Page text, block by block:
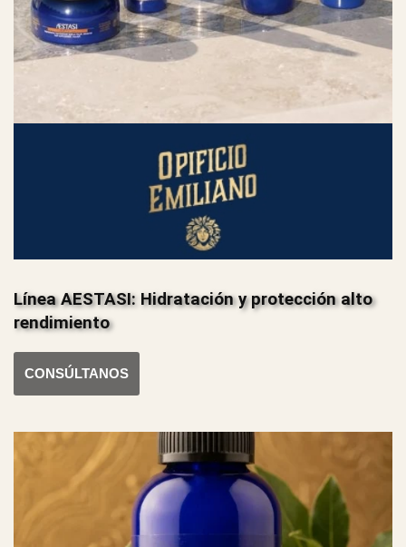
Línea AESTASI: Hidratación y protección alto
rendimiento
CONSÚLTANOS